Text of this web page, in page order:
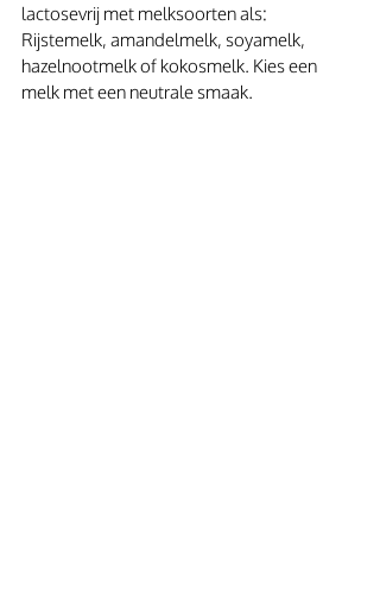
lactosevrij met melksoorten als:
Rijstemelk, amandelmelk, soyamelk,
hazelnootmelk of kokosmelk. Kies een
melk met een neutrale smaak.